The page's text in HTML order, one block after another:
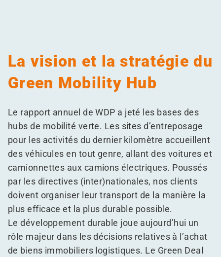
La vision et la stratégie du
Green Mobility Hub
Le rapport annuel de WDP a jeté les bases des
hubs de mobilité verte. Les sites d’entreposage
pour les activités du dernier kilomètre accueillent
des véhicules en tout genre, allant des voitures et
camionnettes aux camions électriques. Poussés
par les directives (inter)nationales, nos clients
doivent organiser leur transport de la manière la
plus efficace et la plus durable possible.
Le développement durable joue aujourd’hui un
rôle majeur dans les décisions relatives à l’achat
de biens immobiliers logistiques. Le Green Deal